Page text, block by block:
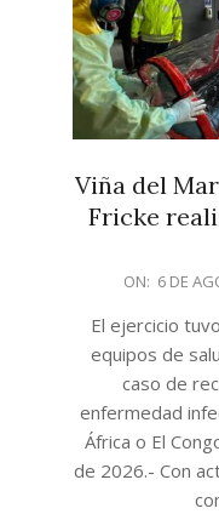
Viña del
Fricke
06
ON: 6 DE
El ejercicio
equipos de
caso de
enfermedad
África o El
de 2026.- Con